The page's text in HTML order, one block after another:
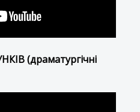
(драматургічні